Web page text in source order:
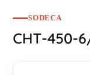
SODECA
CHT-450-